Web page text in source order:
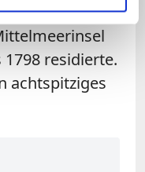
war. Seinen
residierte.
achtspitziges